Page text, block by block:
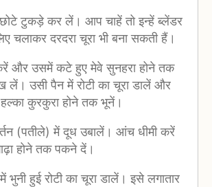
छोटे टुकड़े कर लें। आप चाहें तो इन्हें ब्लेंडर
चलाकर दरदरा चूरा भी बना सकती हैं।
और उसमें कटे हुए मेवे सुनहरा होने तक
उसी पैन में रोटी का चूरा डालें और
कुरकुरा होने तक भूनें।
(पतीले) में दूध उबालें। आंच धीमी करें
होने तक पकने दें।
हुई रोटी का चूरा डालें। इसे लगातार